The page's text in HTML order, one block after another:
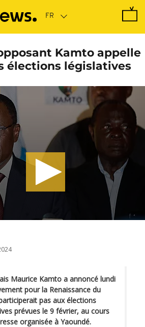
Kamto appelle
élections législatives
Maurice Kamto a annoncé lundi
pour la Renaissance du
pas aux élections
prévues le 9 février, au cours
organisée à Yaoundé.